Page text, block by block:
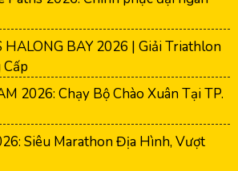
HALONG BAY 2026 | Giải Triathlon
2026: Chạy Bộ Chào Xuân Tại TP.
Siêu Marathon Địa Hình, Vượt